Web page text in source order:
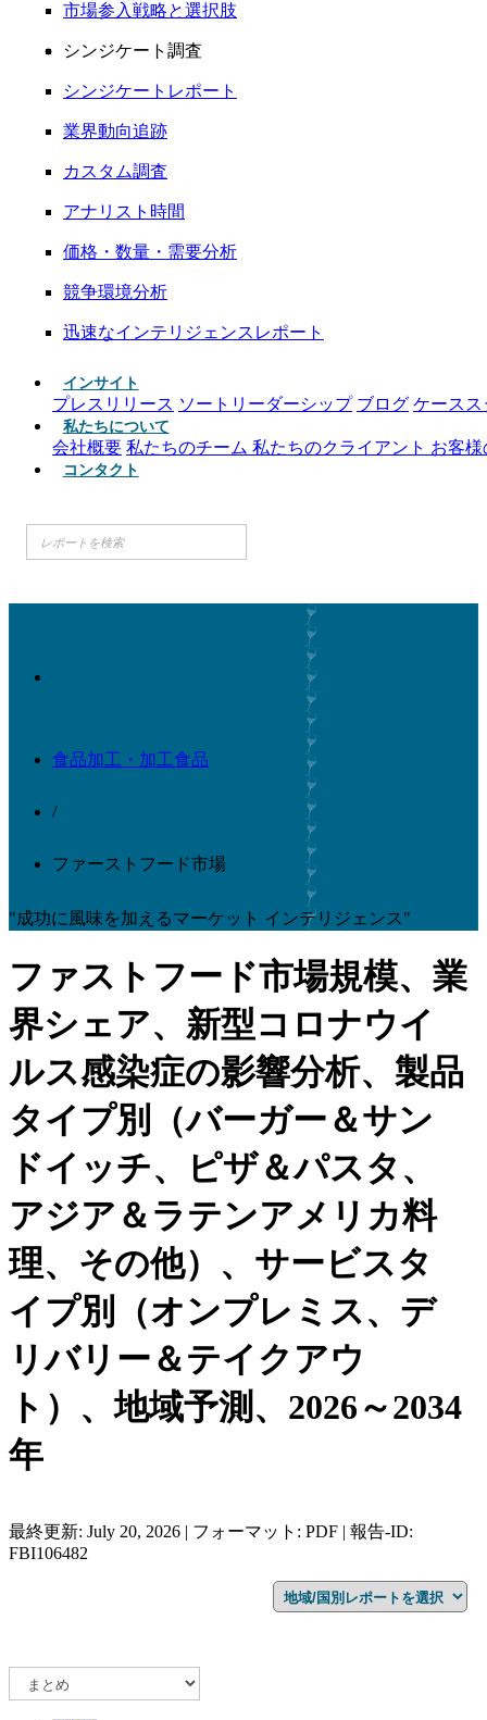
市場参入戦略と選択肢
シンジケート調査
シンジケートレポート
業界動向追跡
カスタム調査
アナリスト時間
価格・数量・需要分析
競争環境分析
迅速なインテリジェンスレポート
インサイト
プレスリリース ソートリーダーシップ ブログ ケースス
私たちについて
会社概要 私たちのチーム 私たちのクライアント お客
コンタクト
食品加工・加工食品
/
ファーストフード市場
"成功に風味を加えるマーケット インテリジェンス"
ファストフード市場規模、業
界シェア、新型コロナウイ
ルス感染症の影響分析、製品
タイプ別（バーガー＆サン
ドイッチ、ピザ＆パスタ、
アジア＆ラテンアメリカ料
理、その他）、サービスタ
イプ別（オンプレミス、デ
リバリー＆テイクアウ
ト）、地域予測、2026～2034
年
最終更新: July 20, 2026 | フォーマット: PDF | 報告-ID:
FBI106482